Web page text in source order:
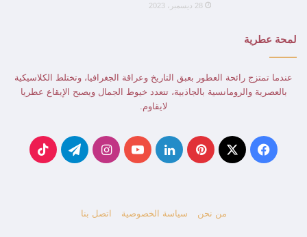
28 ديسمبر، 2023
لمحة عطرية
عندما تمتزج رائحة العطور بعبق التاريخ وعراقة الجغرافيا، وتختلط الكلاسيكية
بالعصرية والرومانسية بالجاذبية، تتعدد خيوط الجمال ويصبح الإيقاع عطريا
لايقاوم.
فيسبوك
‫X بينتيريستلينكدإن‫YouTubeانستقرامتيلقرام ‫TikTok
من نحن سياسة الخصوصية اتصل بنا